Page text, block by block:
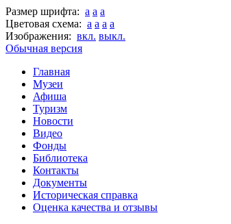
Размер шрифта: a a a
Цветовая схема: a a a a
Изображения: вкл. выкл.
Обычная версия
Главная
Музеи
Афиша
Туризм
Новости
Видео
Фонды
Библиотека
Контакты
Документы
Историческая справка
Оценка качества и отзывы